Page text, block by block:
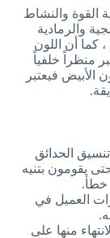
القوة والنشاط
والرمادية
كما أن اللون
منظراً خلفياً
الأبيض فيعتبر
الحدائق
يقومون بتنيه
خطأ.
العميل في
منها على